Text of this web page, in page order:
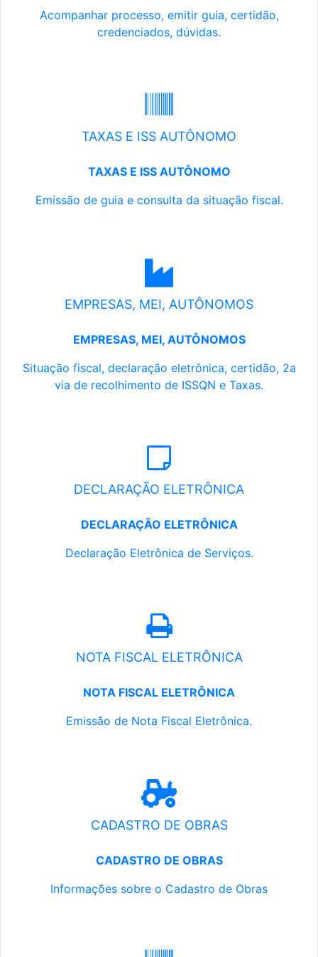
Acompanhar processo, emitir guia, certidão,
credenciados, dúvidas.
TAXAS E ISS AUTÔNOMO
TAXAS E ISS AUTÔNOMO
Emissão de guia e consulta da situação fiscal.
EMPRESAS, MEI, AUTÔNOMOS
EMPRESAS, MEI, AUTÔNOMOS
Situação fiscal, declaração eletrônica, certidão, 2a
via de recolhimento de ISSQN e Taxas.
DECLARAÇÃO ELETRÔNICA
DECLARAÇÃO ELETRÔNICA
Declaração Eletrônica de Serviços.
NOTA FISCAL ELETRÔNICA
NOTA FISCAL ELETRÔNICA
Emissão de Nota Fiscal Eletrônica.
CADASTRO DE OBRAS
CADASTRO DE OBRAS
Informações sobre o Cadastro de Obras